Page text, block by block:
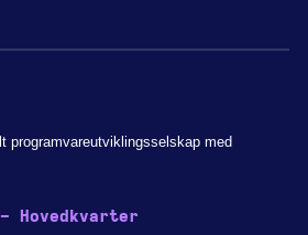
programvareutviklingsselskap med
Hovedkvarter